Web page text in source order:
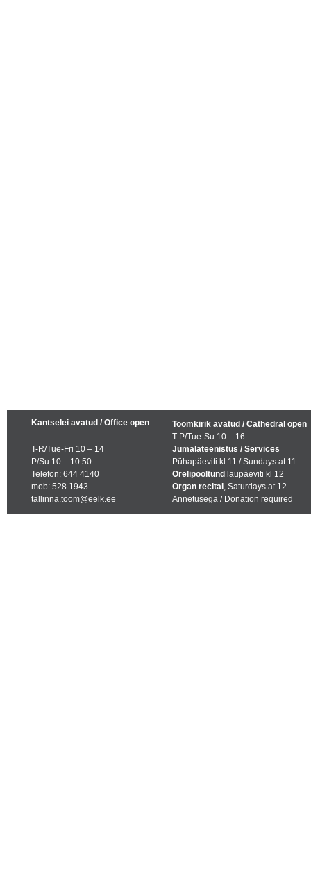
Kantselei avatud / Office open
T-R/Tue-Fri 10 – 14
P/Su 10 – 10.50
Telefon: 644 4140
mob: 528 1943
tallinna.toom@eelk.ee
Toomkirik avatud / Cathedral open
T-P/Tue-Su 10 – 16
Jumalateenistus / Services
Pühapäeviti kl 11 / Sundays at 11
Orelipooltund laupäeviti kl 12
Organ recital , Saturdays at 12
Annetusega / Donation required